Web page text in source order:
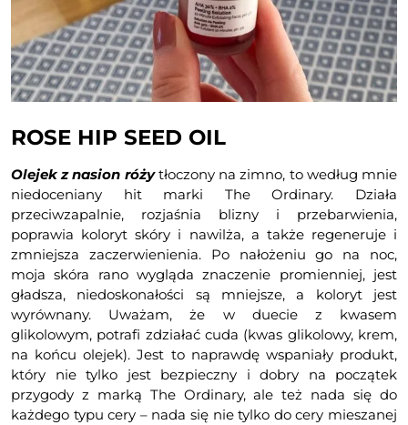
ROSE HIP SEED OIL
Olejek z nasion różytłoczony na zimno, to według mnie
niedoceniany hit marki The Ordinary. Działa
przeciwzapalnie, rozjaśnia blizny i przebarwienia,
poprawia koloryt skóry i nawilża, a także regeneruje i
zmniejsza zaczerwienienia. Po nałożeniu go na noc,
moja skóra rano wygląda znaczenie promienniej, jest
gładsza, niedoskonałości są mniejsze, a koloryt jest
wyrównany. Uważam, że w duecie z kwasem
glikolowym, potrafi zdziałać cuda (kwas glikolowy, krem,
na końcu olejek). Jest to naprawdę wspaniały produkt,
który nie tylko jest bezpieczny i dobry na początek
przygody z marką The Ordinary, ale też nada się do
każdego typu cery – nada się nie tylko do cery mieszanej